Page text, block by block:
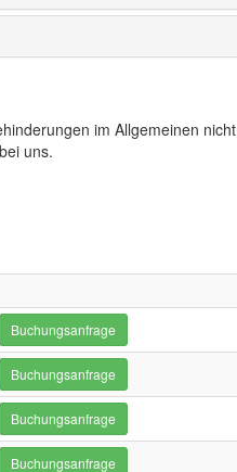
im Allgemeinen nicht
uns.
Buchungsanfrage
Buchungsanfrage
Buchungsanfrage
Buchungsanfrage